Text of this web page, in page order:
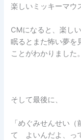
楽しいミッキーマウ
CMになると、楽し
眠るとまた怖い夢を
ことがわかりました。
そして最後に、
「めぐみせんせい
て よいんだよ、っ